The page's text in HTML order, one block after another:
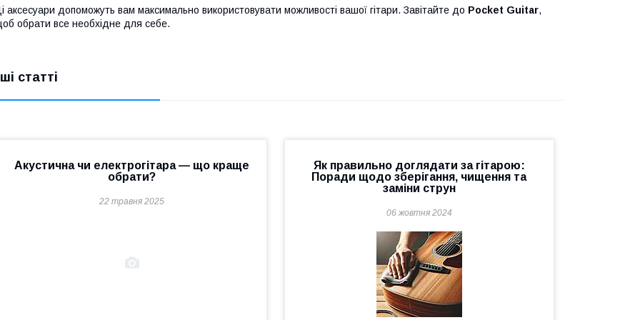
аксесуари допоможуть вам максимально використовувати можливості вашої гітари. Завітайте до Pocket Guitar,
обрати все необхідне для себе.
статті
Акустична чи електрогітара — що краще
обрати?
22 травня 2025
Як правильно доглядати за гітарою:
Поради щодо зберігання, чищення та
заміни струн
06 жовтня 2024